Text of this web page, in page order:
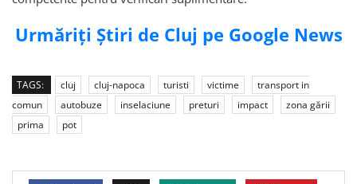
Urmăriți Știri de Cluj pe Google News
TAGS: cluj cluj-napoca turisti victime
transport in
comun
autobuze inselaciune preturi impact
zona gării
prima
pot